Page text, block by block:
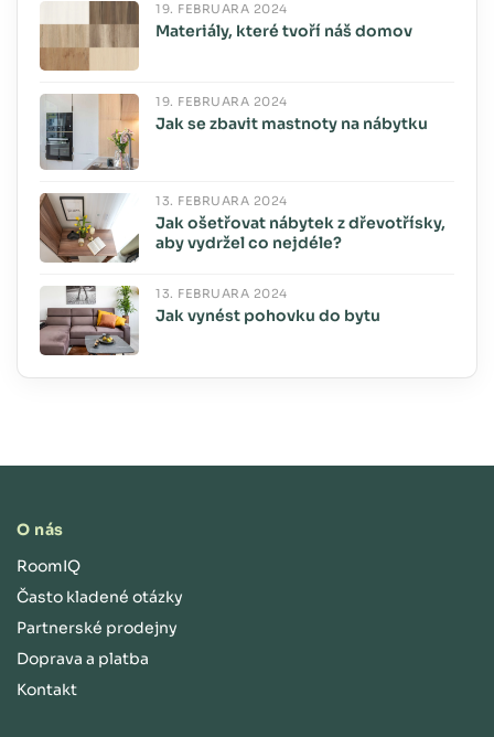
19. FEBRUÁRA 2024
Materiály, které tvoří náš domov
19. FEBRUÁRA 2024
Jak se zbavit mastnoty na nábytku
13. FEBRUÁRA 2024
Jak ošetřovat nábytek z dřevotřísky,
aby vydržel co nejdéle?
13. FEBRUÁRA 2024
Jak vynést pohovku do bytu
O nás
RoomIQ
Často kladené otázky
Partnerské prodejny
Doprava a platba
Kontakt